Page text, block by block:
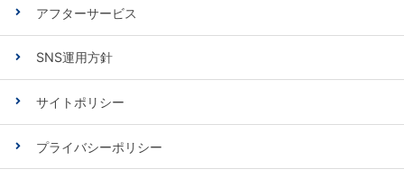
アフターサービス
SNS運用方針
サイトポリシー
プライバシーポリシー